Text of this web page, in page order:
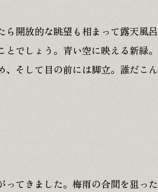
ら開放的な眺望も相まって露天風呂
でしょう。青い空に映える新緑。
、そして目の前には脚立。誰だこん
ってきました。梅雨の合間を狙った